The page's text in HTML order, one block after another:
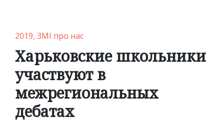
Posted
in
2019 ЗМІ про нас
Харьковские школьники
участвуют в
межрегиональных
дебатах